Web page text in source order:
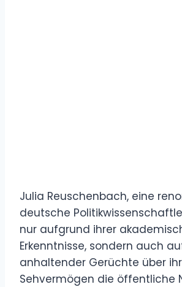
Julia Reuschenbach, eine
deutsche
nur aufgrund ihrer
Erkenntnisse, sondern auch
anhaltender Gerüchte über ihr
Sehvermögen die öffentliche